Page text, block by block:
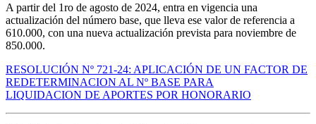
A partir del 1ro de agosto de 2024, entra en vigencia una
actualización del número base, que lleva ese valor de referencia a
610.000, con una nueva actualización prevista para noviembre de
850.000.
RESOLUCIÓN Nº 721-24: APLICACIÓN DE UN FACTOR DE
REDETERMINACION AL Nº BASE PARA
LIQUIDACION DE APORTES POR HONORARIO